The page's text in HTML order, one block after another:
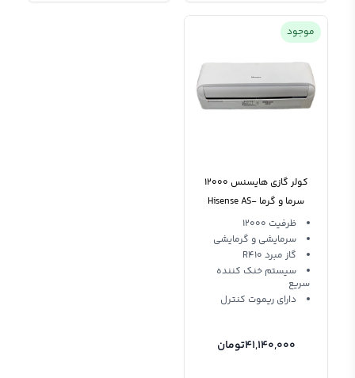
موجود
کولر گازی هایسنس 12000
سرما و گرما Hisense AS-
12HR4SYRCA01
ظرفیت 12000
سرمایشی و گرمایشی
گاز مبرد R410
سیستم خنک کننده
سریع
دارای ریموت کنترل
41,140,000تومان